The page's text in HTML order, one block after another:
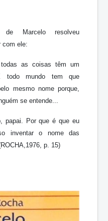
Marcelo resolveu
com ele:
todas as coisas têm um
todo mundo tem que
mesmo nome porque,
se entende...
papai. Por que é que eu
inventar o nome das
p. 15)